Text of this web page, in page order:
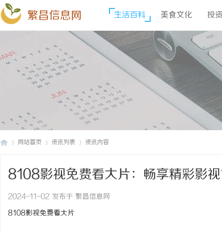
繁昌信息网 生活百科 美食文化 投
网站首页 资讯列表 资讯内容
8108影视免费看大片：畅享精彩影
2024-11-02 发布于 繁昌信息网
8108影视免费看大片